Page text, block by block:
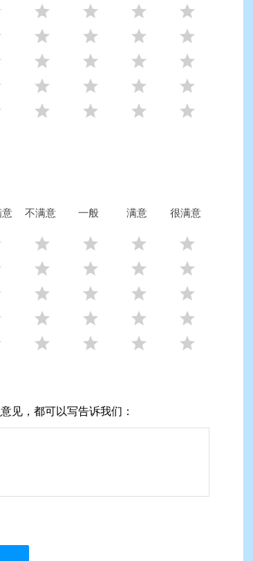
   
   
   
   
   
不满意 一般 满意 很满意
   
   
   
   
   
见，都可以写告诉我们：